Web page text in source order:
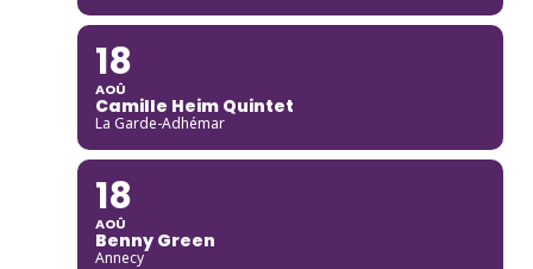
18
AOÛ
Camille Heim Quintet
La Garde-Adhémar
18
AOÛ
Benny Green
Annecy